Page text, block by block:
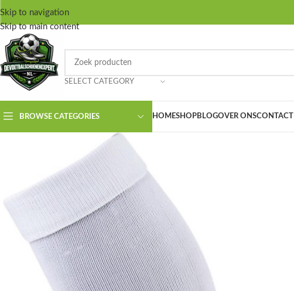
Skip to navigation
Skip to main content
SELECT CATEGORY
BROWSE CATEGORIES HOMESHOPBLOGOVER ONSCONTACT